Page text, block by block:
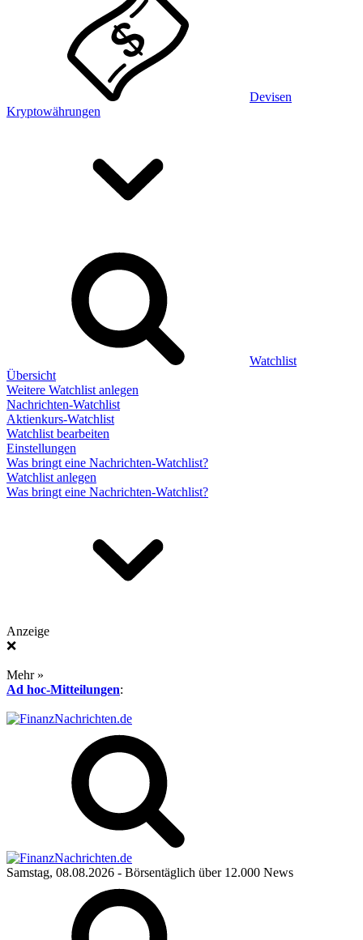
Devisen
Kryptowährungen
Watchlist
Übersicht
Weitere Watchlist anlegen
Nachrichten-Watchlist
Aktienkurs-Watchlist
Watchlist bearbeiten
Einstellungen
Was bringt eine Nachrichten-Watchlist?
Watchlist anlegen
Was bringt eine Nachrichten-Watchlist?
Anzeige
❌
Mehr »
Ad hoc-Mitteilungen:
Samstag, 08.08.2026 - Börsentäglich über 12.000 News